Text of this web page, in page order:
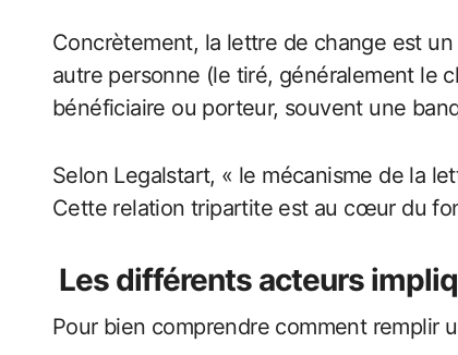
Concrètement, la lettre de change est
autre personne (le tiré, généralement le
bénéficiaire ou porteur, souvent une
Selon Legalstart, « le mécanisme de la
Cette relation tripartite est au cœur du
Les différents acteurs
Pour bien comprendre comment remplir